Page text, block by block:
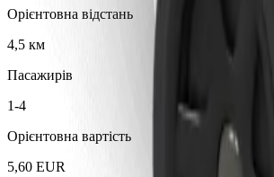
Орієнтовна відстань
4,5 км
Пасажирів
1-4
Орієнтовна вартість
5,60 EUR